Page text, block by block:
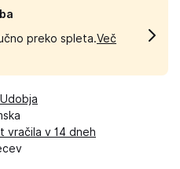
preko spleta.Več
vračila v 14 dneh